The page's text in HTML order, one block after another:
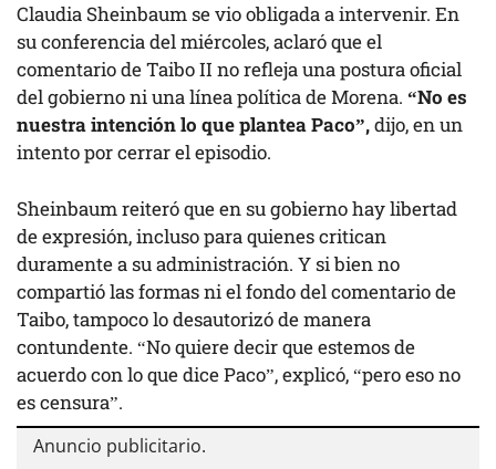
Claudia Sheinbaum se vio obligada a intervenir. En
su conferencia del miércoles, aclaró que el
comentario de Taibo II no refleja una postura oficial
del gobierno ni una línea política de Morena. “No es
nuestra intención lo que plantea Paco”,dijo, en un
intento por cerrar el episodio.
Sheinbaum reiteró que en su gobierno hay libertad
de expresión, incluso para quienes critican
duramente a su administración. Y si bien no
compartió las formas ni el fondo del comentario de
Taibo, tampoco lo desautorizó de manera
contundente. “No quiere decir que estemos de
acuerdo con lo que dice Paco”, explicó, “pero eso no
es censura”.